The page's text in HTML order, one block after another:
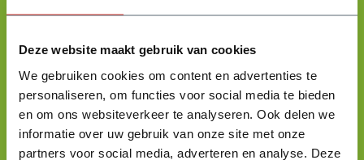
Deze website maakt gebruik van cookies
We gebruiken cookies om content en advertenties te
personaliseren, om functies voor social media te bieden
en om ons websiteverkeer te analyseren. Ook delen we
informatie over uw gebruik van onze site met onze
partners voor social media, adverteren en analyse. Deze
Floris helpt je graag
Stuur mij een berichtje en ik help je jouw product uit te zoeken
en vertel je alles wat je moet weten.